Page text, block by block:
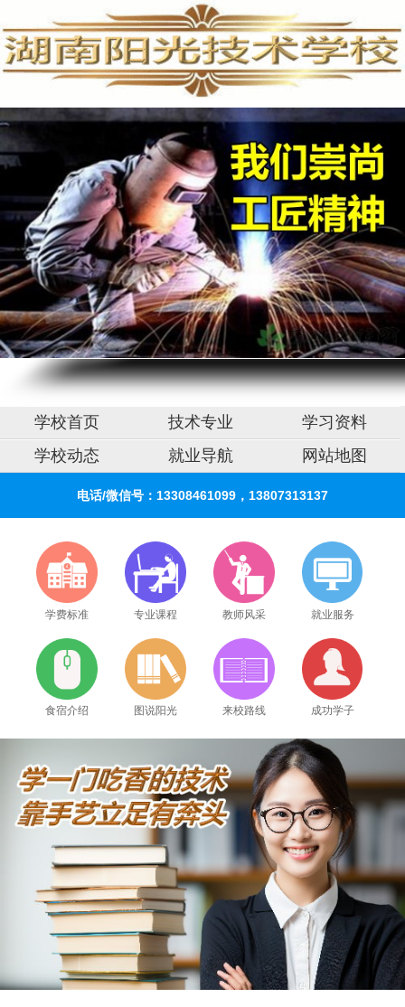
手机维修培训,手机维修培训学校,手机维修培训班
学校首页 技术专业
学习资料
学校动态
就业导航 网站地图
电话/微信号：13308461099，13807313137
学费标准 专业课程 教师风采 就业服务
食宿介绍 图说阳光 来校路线 成功学子
2026年8月8号_贵州_李同学（137****8474）报名: 【手机维修培训班】
2026年8月8号_重庆_江同学（131****0924）报名: 【手机维修培训班】